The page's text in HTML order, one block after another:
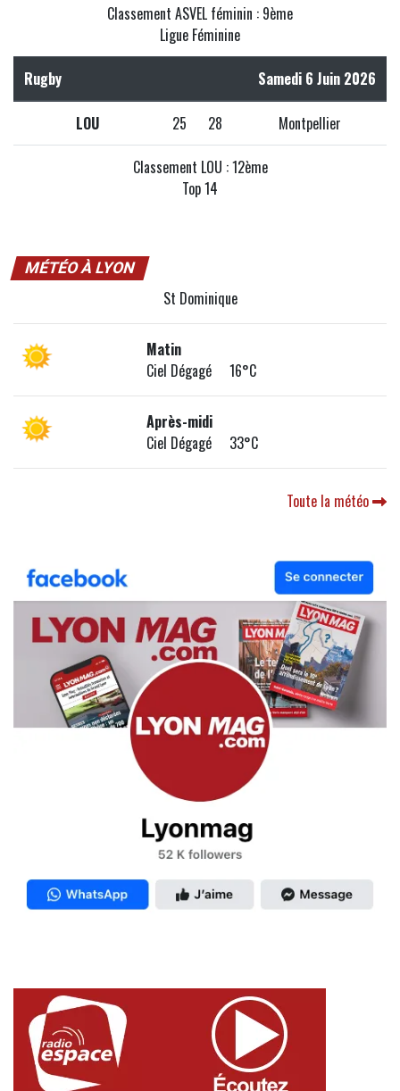
Classement ASVEL féminin : 9ème
Ligue Féminine
Rugby Samedi 6 Juin 2026
LOU 25 28 Montpellier
Classement LOU : 12ème
Top 14
MÉTÉO À LYON
St Dominique
Matin
Ciel Dégagé 16°C
Après-midi
Ciel Dégagé 33°C
Toute la météo